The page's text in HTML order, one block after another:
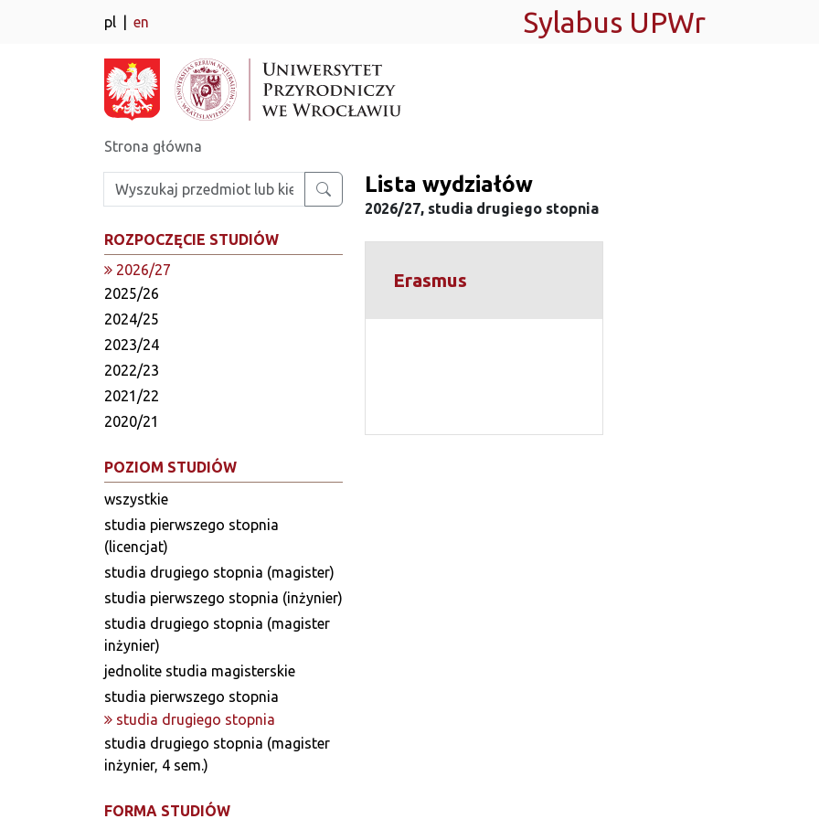
pl en Sylabus UPWr
Strona główna
Wpisz szukaną frazę
ROZPOCZĘCIE STUDIÓW
2026/27
2025/26
2024/25
2023/24
2022/23
2021/22
2020/21
POZIOM STUDIÓW
wszystkie
studia pierwszego stopnia
(licencjat)
studia drugiego stopnia (magister)
studia pierwszego stopnia (inżynier)
studia drugiego stopnia (magister
inżynier)
jednolite studia magisterskie
studia pierwszego stopnia
studia drugiego stopnia
studia drugiego stopnia (magister
inżynier, 4 sem.)
FORMA STUDIÓW
Lista wydziałów
2026/27, studia drugiego stopnia
Erasmus